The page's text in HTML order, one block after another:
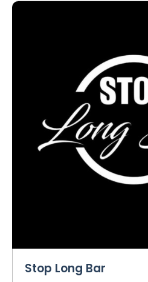
Stop Long Bar